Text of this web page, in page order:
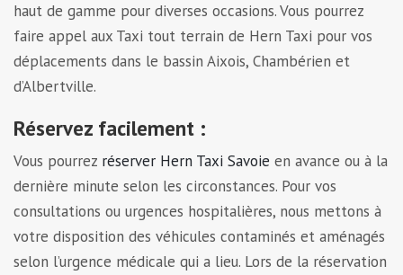
haut de gamme pour diverses occasions. Vous pourrez
faire appel aux Taxi tout terrain de Hern Taxi pour vos
déplacements dans le bassin Aixois, Chambérien et
d’Albertville.
Réservez facilement :
Vous pourrez réserver Hern Taxi Savoie en avance ou à la
dernière minute selon les circonstances. Pour vos
consultations ou urgences hospitalières, nous mettons à
votre disposition des véhicules contaminés et aménagés
selon l’urgence médicale qui a lieu. Lors de la réservation